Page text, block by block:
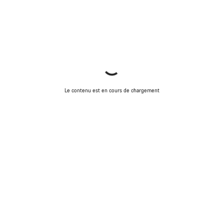
Le contenu est en cours de chargement